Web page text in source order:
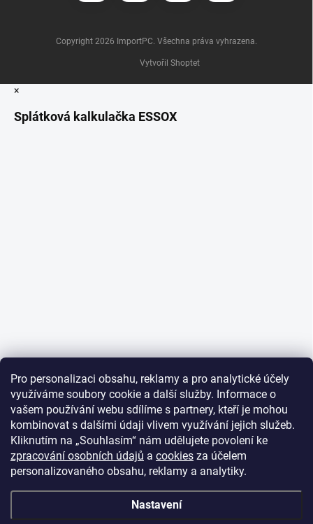
Pro personalizaci obsahu, reklamy a pro analytické účely
využíváme soubory cookie a další služby. Informace o
vašem používání webu sdílíme s partnery, kteří je mohou
kombinovat s dalšími údaji vlivem využívání jejich služeb.
Kliknutím na „Souhlasím“ nám udělujete povolení ke
zpracování osobních údajů a cookies za účelem
personalizovaného obsahu, reklamy a analytiky.
Nastavení
Vytvořil Shoptet
Copyright 2026 ImportPC. Všechna práva vyhrazena.
×
Splátková kalkulačka ESSOX